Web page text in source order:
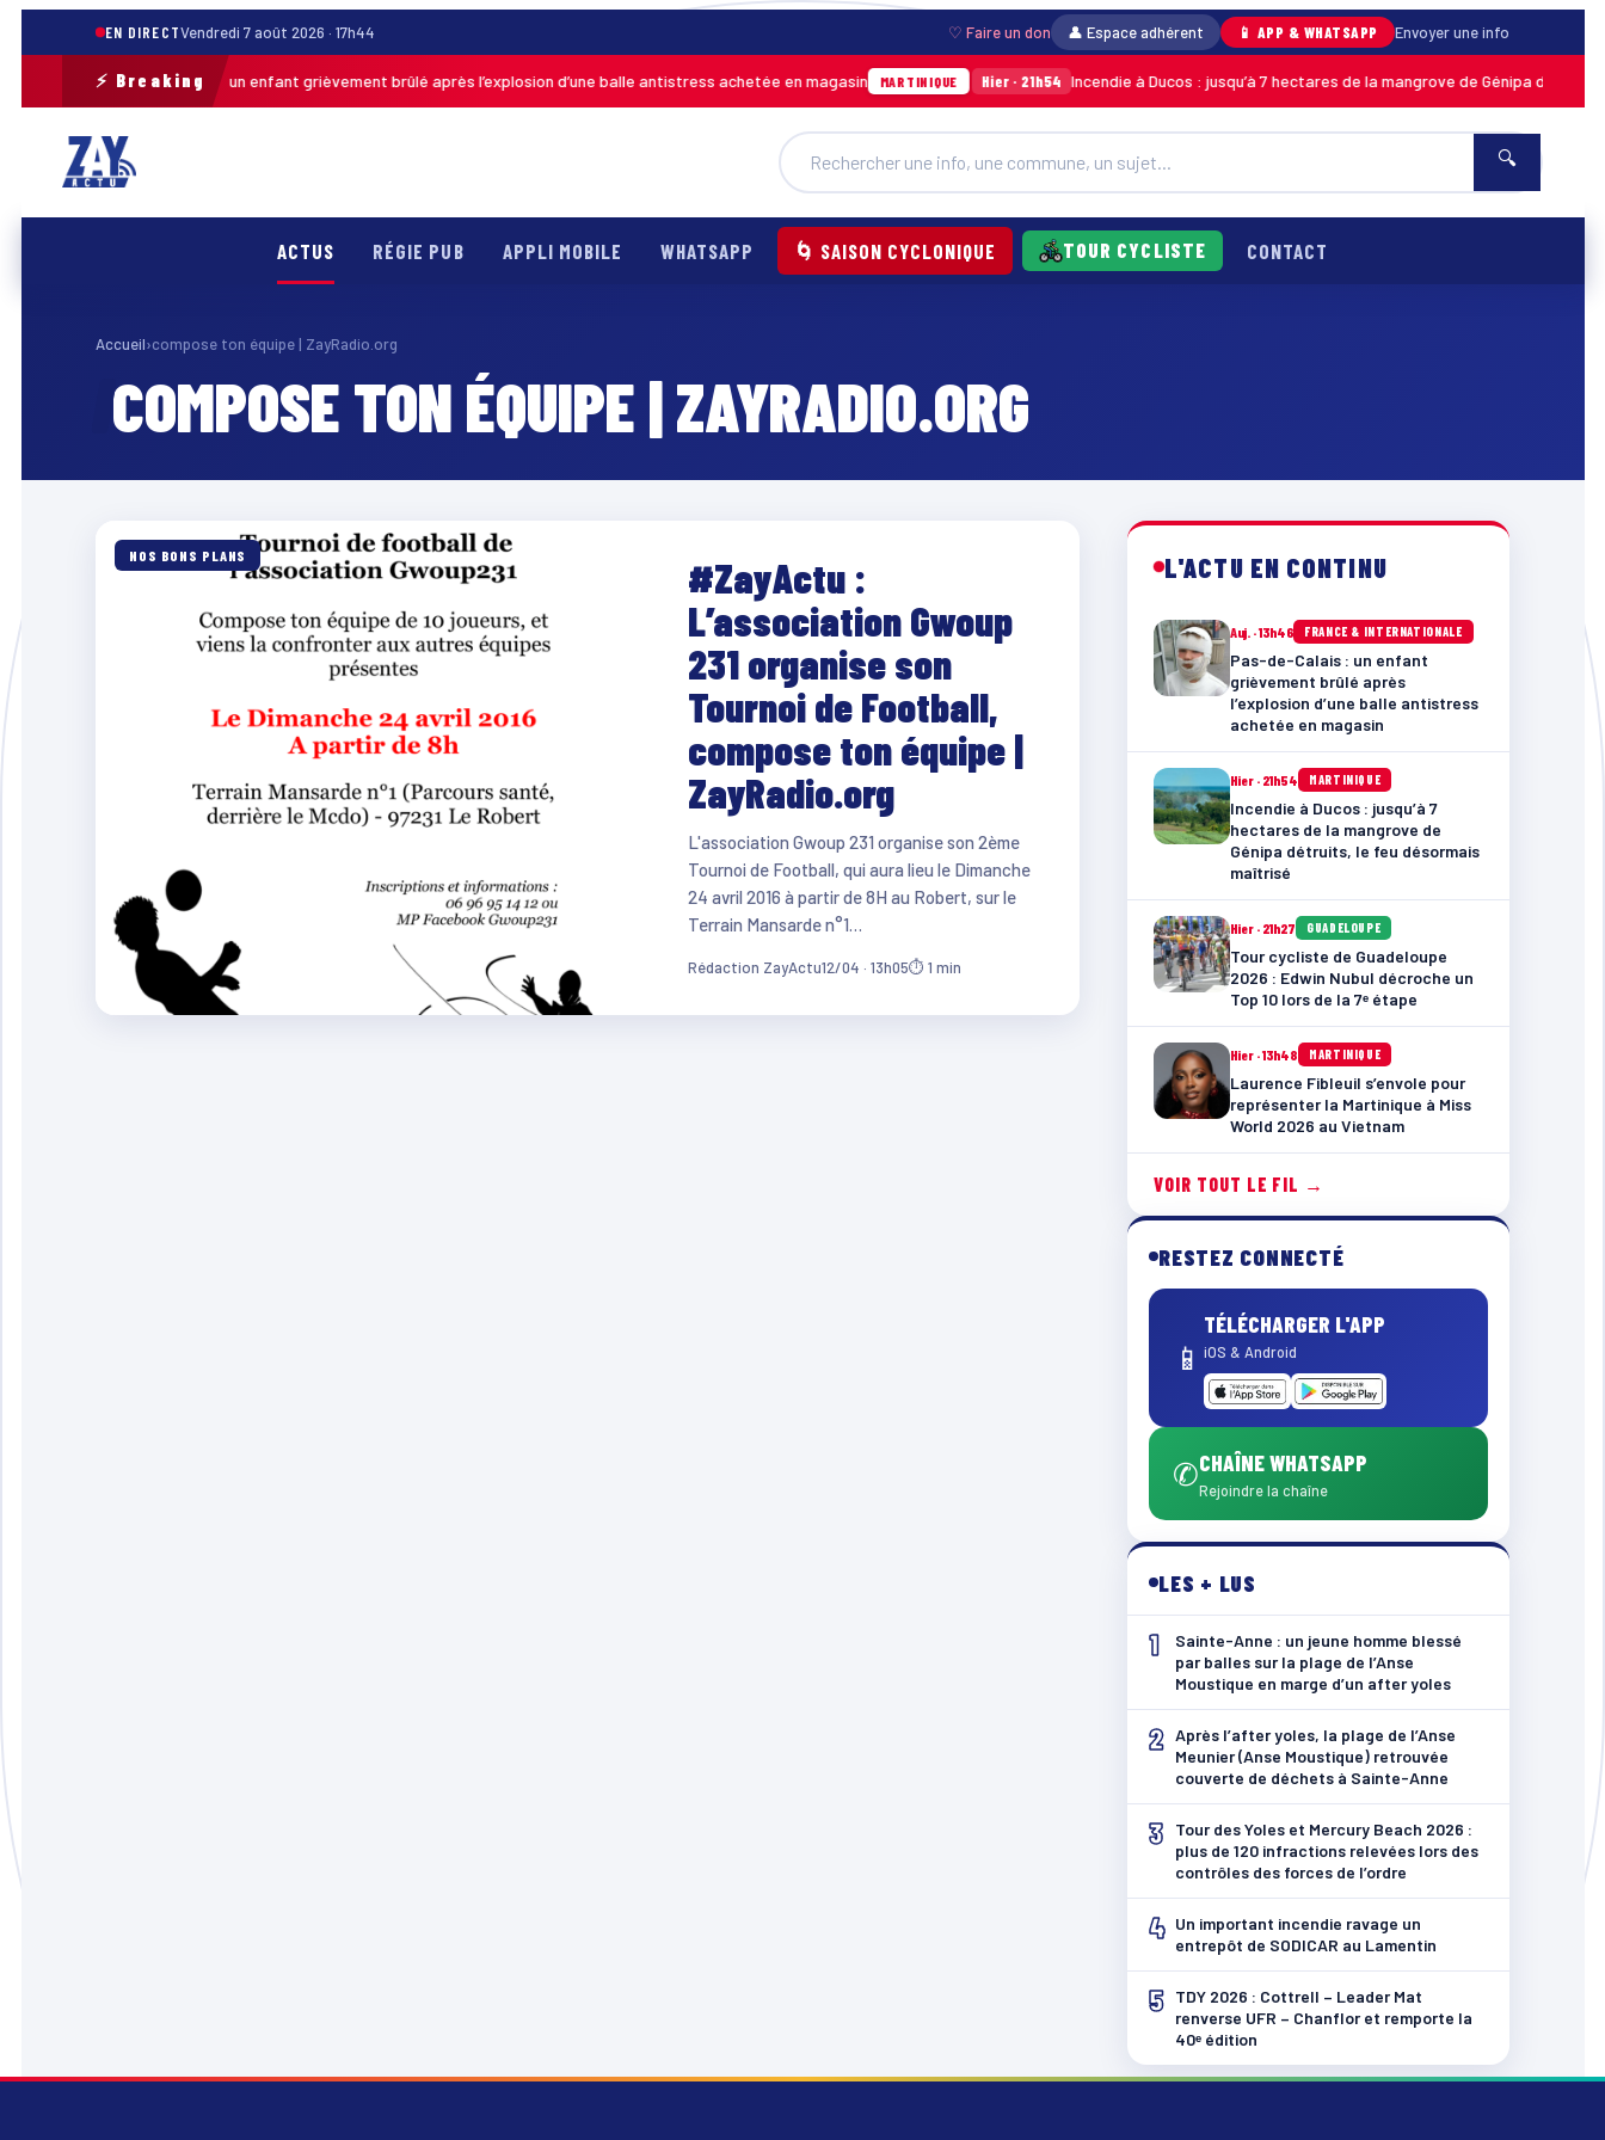
EN DIRECTVendredi 7 août 2026 · 17h44 ♡ Faire un don 👤 Espace adhérent 📱 APP & WHATSAPP Envoyer une info
⚡ Breaking
Pas-de-Calais : un enfant grièvement brûlé après l’explosion d’une balle antistress achetée en magasin MARTINIQUE Hier · 21h54 Incendie à Ducos : jusqu’à 7 hectares de la mangrove de Génipa détruits, le
🔍
ACTUS RÉGIE PUB APPLI MOBILE WHATSAPP 🌀 SAISON CYCLONIQUE TOUR CYCLISTE CONTACT
Accueil›compose ton équipe | ZayRadio.org
COMPOSE TON ÉQUIPE | ZAYRADIO.ORG
NOS BONS PLANS
#ZayActu :
L’association Gwoup
231 organise son
Tournoi de Football,
compose ton équipe |
ZayRadio.org
L'association Gwoup 231 organise son 2ème
Tournoi de Football, qui aura lieu le Dimanche
24 avril 2016 à partir de 8H au Robert, sur le
Terrain Mansarde n°1…
Rédaction ZayActu12/04 · 13h05⏱ 1 min
L'ACTU EN CONTINU
Auj. · 13h46 FRANCE & INTERNATIONALE
Pas-de-Calais : un enfant
grièvement brûlé après
l’explosion d’une balle antistress
achetée en magasin
Hier · 21h54 MARTINIQUE
Incendie à Ducos : jusqu’à 7
hectares de la mangrove de
Génipa détruits, le feu désormais
maîtrisé
Hier · 21h27 GUADELOUPE
Tour cycliste de Guadeloupe
2026 : Edwin Nubul décroche un
Top 10 lors de la 7ᵉ étape
Hier · 13h48 MARTINIQUE
Laurence Fibleuil s’envole pour
représenter la Martinique à Miss
World 2026 au Vietnam
VOIR TOUT LE FIL →
RESTEZ CONNECTÉ
📱
TÉLÉCHARGER L'APP
iOS & Android
✆CHAÎNE WHATSAPP
Rejoindre la chaîne
LES + LUS
1
Sainte-Anne : un jeune homme blessé
par balles sur la plage de l’Anse
Moustique en marge d’un after yoles
2 Après l’after yoles, la plage de l’Anse
Meunier (Anse Moustique) retrouvée
couverte de déchets à Sainte-Anne
3
Tour des Yoles et Mercury Beach 2026 :
plus de 120 infractions relevées lors des
contrôles des forces de l’ordre
4 Un important incendie ravage un
entrepôt de SODICAR au Lamentin
5
TDY 2026 : Cottrell – Leader Mat
renverse UFR – Chanflor et remporte la
40ᵉ édition